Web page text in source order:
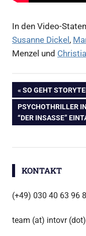
In den Video-
Susanne Dickel,
Menzel und
Grad
360
Glückauf
Journalismus
Storytelling
VORHERIGER
BEITRAG:
SO GEHT
NÄCHSTER
BEITRAG:
PSYCHOTHRILLER
“DER INSASSE”
KONTAKT
(+49) 030 40 63 96
team (at) intovr